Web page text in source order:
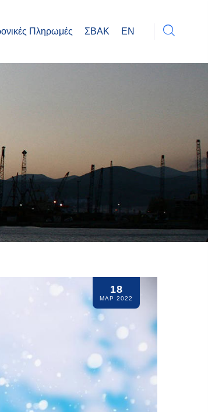
Πληρωμές ΣΒΑΚ EN
18
ΜΑΡ 2022